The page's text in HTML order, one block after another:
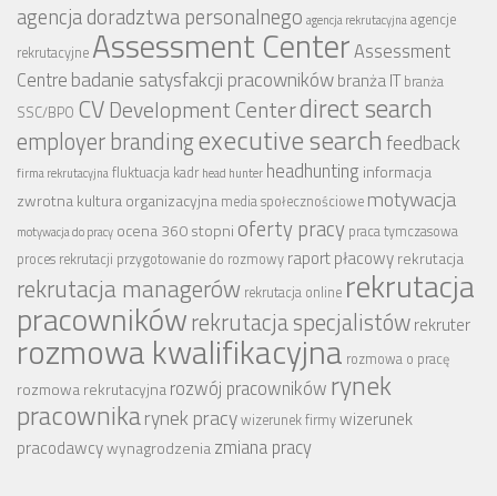
agencja doradztwa personalnego agencja rekrutacyjnaagencje
rekrutacyjne Assessment CenterAssessment
Centre badanie satysfakcji pracownikówbranża IT branża
SSC/BPO CV Development Centerdirect search
employer brandingexecutive searchfeedback
firma rekrutacyjnafluktuacja kadr head hunter headhunting informacja
zwrotnakultura organizacyjna media społecznościowe motywacja
motywacja do pracy ocena 360 stopni oferty pracy praca tymczasowa
proces rekrutacji przygotowanie do rozmowy raport płacowyrekrutacja
rekrutacja managerów rekrutacja online rekrutacja
pracownikówrekrutacja specjalistówrekruter
rozmowa kwalifikacyjna rozmowa o pracę
rozmowa rekrutacyjnarozwój pracowników rynek
pracownikarynek pracywizerunek firmywizerunek
pracodawcywynagrodzeniazmiana pracy